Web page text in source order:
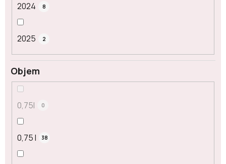
2024 8
2025 2
Objem
0,75l 0
0,75 l 38